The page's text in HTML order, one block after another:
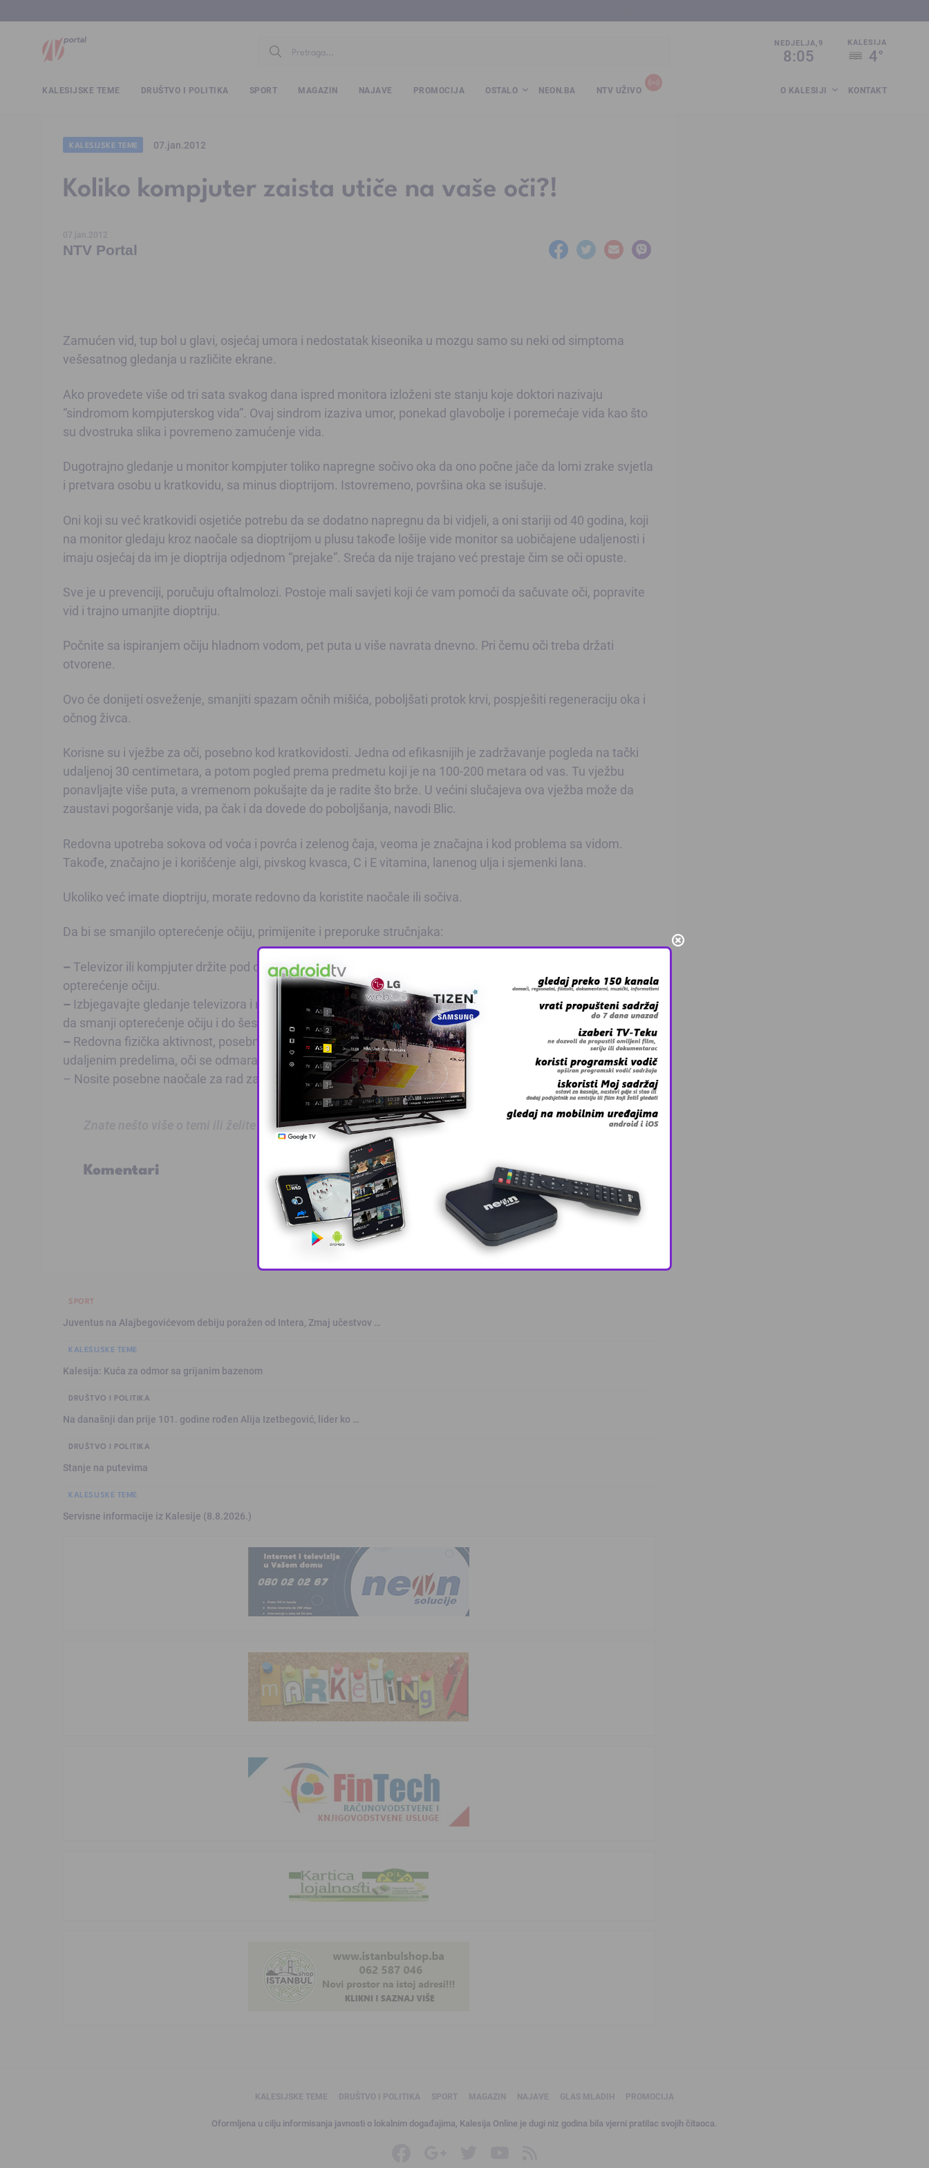
NEDJELJA,9
8:05
KALESIJA
4°
KALESIJSKE TEME DRUŠTVO I POLITIKA SPORT MAGAZIN NAJAVE PROMOCIJA OSTALO NEON.BA NTV UŽIVO O KALESIJI KONTAKT
KALESIJSKE TEME 07.jan.2012
Koliko kompjuter zaista utiče na vaše oči?!
07.jan.2012
NTV Portal
Zamućen vid, tup bol u glavi, osjećaj umora i nedostatak kiseonika u mozgu samo su neki od simptoma
vešesatnog gledanja u različite ekrane.
Ako provedete više od tri sata svakog dana ispred monitora izloženi ste stanju koje doktori nazivaju
“sindromom kompjuterskog vida”. Ovaj sindrom izaziva umor, ponekad glavobolje i poremećaje vida kao što
su dvostruka slika i povremeno zamućenje vida.
Dugotrajno gledanje u monitor kompjuter toliko napregne sočivo oka da ono počne jače da lomi zrake svjetla
i pretvara osobu u kratkovidu, sa minus dioptrijom. Istovremeno, površina oka se isušuje.
Oni koji su već kratkovidi osjetiće potrebu da se dodatno napregnu da bi vidjeli, a oni stariji od 40 godina, koji
na monitor gledaju kroz naočale sa dioptrijom u plusu takođe lošije vide monitor sa uobičajene udaljenosti i
imaju osjećaj da im je dioptrija odjednom “prejake”. Sreća da nije trajano već prestaje čim se oči opuste.
Sve je u prevenciji, poručuju oftalmolozi. Postoje mali savjeti koji će vam pomoći da sačuvate oči, popravite
vid i trajno umanjite dioptriju.
Počnite sa ispiranjem očiju hladnom vodom, pet puta u više navrata dnevno. Pri čemu oči treba držati
otvorene.
Ovo će donijeti osveženje, smanjiti spazam očnih mišića, poboljšati protok krvi, pospješiti regeneraciju oka i
očnog živca.
Korisne su i vježbe za oči, posebno kod kratkovidosti. Jedna od efikasnijih je zadržavanje pogleda na tački
udaljenoj 30 centimetara, a potom pogled prema predmetu koji je na 100-200 metara od vas. Tu vježbu
ponavljajte više puta, a vremenom pokušajte da je radite što brže. U većini slučajeva ova vježba može da
zaustavi pogoršanje vida, pa čak i da dovede do poboljšanja, navodi Blic.
Redovna upotreba sokova od voća i povrća i zelenog čaja, veoma je značajna i kod problema sa vidom.
Takođe, značajno je i korišćenje algi, pivskog kvasca, C i E vitamina, lanenog ulja i sjemenki lana.
Ukoliko već imate dioptriju, morate redovno da koristite naočale ili sočiva.
Da bi se smanjilo opterećenje očiju, primijenite i preporuke stručnjaka:
–Televizor ili kompjuter držite pod određenim uglom, čime se znatno umanjuje štetan uticaj zračenja i
opterećenje očiju.
– Izbjegavajte gledanje televizora i rad na kompjuteru u zamračenoj prostoriji, jer dodatno osvjetljenje može
da smanji opterećenje očiju i do šest puta.
– Redovna fizička aktivnost, posebno u prirodi, takođe je veoma značajna. U prirodi, kada pogled luta po
udaljenim predelima, oči se odmaraju, mišići opuštaju, a protok krvi se poboljšava.
– Nosite posebne naočale za rad za kompjuterom ukoliko ste dalekovidi ili kratkovidi.
Znate nešto više o temi ili želite prijaviti grešku u tekstu?
Komentari
SPORT
Juventus na Alajbegovićevom debiju poražen od Intera, Zmaj učestvov …
KALESIJSKE TEME
Kalesija: Kuća za odmor sa grijanim bazenom
DRUŠTVO I POLITIKA
Na današnji dan prije 101. godine rođen Alija Izetbegović, lider ko …
DRUŠTVO I POLITIKA
Stanje na putevima
KALESIJSKE TEME
Servisne informacije iz Kalesije (8.8.2026.)
KALESIJSKE TEME DRUŠTVO I POLITIKA SPORT MAGAZIN NAJAVE GLAS MLADIH PROMOCIJA
Oformljena u cilju informisanja javnosti o lokalnim događajima, Kalesija Online je dugi niz godina bila vjerni pratilac svojih čitaoca.